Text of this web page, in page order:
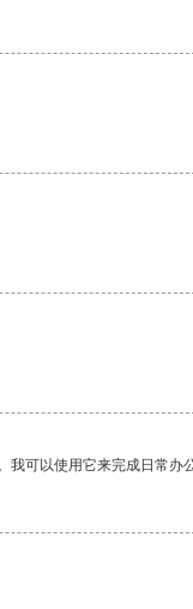
可以使用它来完成日常办